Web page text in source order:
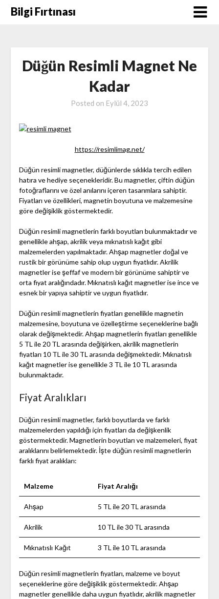
SkipBilgi Fırtınası
Düğün Resimli Magnet Ne
Kadar
Posted on Eylül 4, 2023
https://resimlimag.net/
Düğün resimli magnetler, düğünlerde sıklıkla tercih edilen
hatıra ve hediye seçenekleridir. Bu magnetler, çiftin düğün
fotoğraflarını ve özel anılarını içeren tasarımlara sahiptir.
Fiyatları ve özellikleri, magnetin boyutuna ve malzemesine
göre değişiklik göstermektedir.
Düğün resimli magnetlerin farklı boyutları bulunmaktadır ve
genellikle ahşap, akrilik veya mıknatıslı kağıt gibi
malzemelerden yapılmaktadır. Ahşap magnetler doğal ve
rustik bir görünüme sahip olup uygun fiyatlıdır. Akrilik
magnetler ise şeffaf ve modern bir görünüme sahiptir ve
orta fiyat aralığındadır. Mıknatıslı kağıt magnetler ise ince ve
esnek bir yapıya sahiptir ve uygun fiyatlıdır.
Düğün resimli magnetlerin fiyatları genellikle magnetin
malzemesine, boyutuna ve özelleştirme seçeneklerine bağlı
olarak değişmektedir. Ahşap magnetlerin fiyatları genellikle
5 TL ile 20 TL arasında değişirken, akrilik magnetlerin
fiyatları 10 TL ile 30 TL arasında değişmektedir. Mıknatıslı
kağıt magnetler ise genellikle 3 TL ile 10 TL arasında
bulunmaktadır.
Fiyat Aralıkları
Düğün resimli magnetler, farklı boyutlarda ve farklı
malzemelerden yapıldığı için fiyatları da değişkenlik
göstermektedir. Magnetlerin boyutları ve malzemeleri, fiyat
aralıklarını belirlemektedir. İşte düğün resimli magnetlerin
farklı fiyat aralıkları:
Malzeme Fiyat Aralığı
Ahşap 5 TL ile 20 TL arasında
Akrilik 10 TL ile 30 TL arasında
Mıknatıslı Kağıt 3 TL ile 10 TL arasında
Düğün resimli magnetlerin fiyatları, malzeme ve boyut
seçeneklerine göre değişiklik göstermektedir. Ahşap
magnetler genellikle daha uygun fiyatlıdır, akrilik magnetler